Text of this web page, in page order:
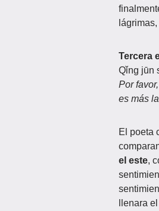
Tercera
Qǐng jūn
Por
es más
El poeta
el este,
llenara